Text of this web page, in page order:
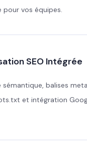
pour vos équipes.
SEO Intégrée
sémantique, balises
et intégration